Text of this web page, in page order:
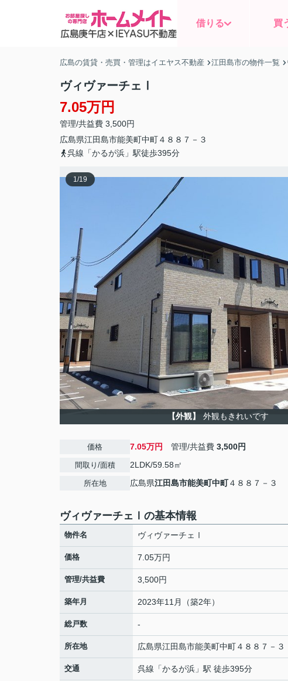
借りる 買
広島の賃貸・売買・管理はイエヤス不動産 江田島市の物件一覧
ヴィヴァーチェⅠ
7.05万円
管理/共益費 3,500円
広島県江田島市能美町中町４８８７－３
呉線「かるが浜」駅徒歩395分
1/19
【外観】 外観もきれいです
価格 7.05万円 管理/共益費 3,500円
間取り/面積 2LDK/59.58㎡
所在地 広島県江田島市能美町中町４８８７－３
ヴィヴァーチェⅠの基本情報
物件名 ヴィヴァーチェⅠ
価格 7.05万円
管理/共益費 3,500円
築年月 2023年11月（築2年）
総戸数 -
所在地 広島県江田島市能美町中町４８８７－３
交通 呉線 「かるが浜 」駅 徒歩395分